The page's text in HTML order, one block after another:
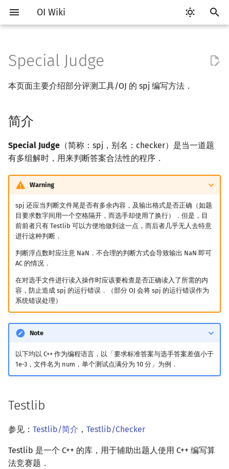
OI Wiki
开
搜
索
Getting Started
如何参与
OI Wiki 不是什么
数学符号表
F.A.Q.
比赛相关简介
题型
学习路线
技巧
常见技巧
出题
Vim
VS Code
Atom
Notepad++
Kate
Geany
Xcode
Sublime Text
评测工具简介
Cena
CCR Plus
简介
Lemon
Cena
Arbiter
HUSTOJ
SYZOJ 2
牛客网
参考资料
Testlib 简介
Generator
Validator
Checker
语言基础简介
运算
高级数据类型
函数
C++ 标准库
bitset
pair
C++ 进阶 重载运算符
常量
新版 C++ 特性
编译优化
Pascal 转 C++ 急救
Python 速成
算法基础简介
枚举
模拟
贪心
排序
插入排序
基数排序
快速排序
桶排序
希尔排序
Tim 排序
倍增
构造
搜索部分简介
BFS（搜索）
双向搜索
A*
迭代加深搜索
Dancing Links
Alpha–Beta 剪枝
动态规划部分简介
记忆化搜索
背包 DP
DAG 上的 DP
树形 DP
插头 DP
计数 DP
概率 DP
四边形不等式优化
WQS 二分
状态设计优化
其它 DP 方法
字符串部分简介
标准库
字符串匹配
字典树 (Trie)
前缀函数与 KMP 算法
AC 自动机
后缀数组 (SA)
后缀平衡树
Manacher
数学部分简介
数字系统
格雷码
位操作
高精度计算
快速幂
复数
数论
最大公约数
筛法
分解质因数
模逆元
线性同余方程
升幂引理
同余方程
快速数论变换
Chirp Z 变换
多项式牛顿迭代
常系数齐次线性递推
多项式平移|连续点值平移
Lagrange 反演
指数生成函数
组合数学
斐波那契数列
卡特兰数
斯特林数
Entringer Number
Eulerian Number
范德蒙德卷积
矩阵
行列式
线性空间
特征多项式
对角化
抽象代数
域论
随机变量的数字特征
非公平组合游戏
牛顿迭代法
数据结构部分简介
队列
链表
并查集
堆
左偏树
树分块
单调队列
ST 表
线段树
猫树
Kinetic Tournament Tree
WBLT
笛卡尔树
Size Balanced Tree
左偏红黑树
AA 树
跳表
可持久化平衡树
可持久化可并堆
树状数组套权值线段树
Top Tree
图论部分简介
图的存储
DFS（图论）
树上问题
树的重心
树链剖分
树上启发式合并
动态树分治
AHU 算法
树上随机游走
有向无环图
同余最短路
生成树问题
斯坦纳树
连通性相关
圆方树
2-SAT
费用流
Stoer–Wagner 算法
一般图最大匹配
稳定匹配
计算几何部分简介
三维计算几何基础
距离
三角剖分
凸包
半平面交
平面最近点对
反演变换
杂项简介
双指针
离线算法 莫队算法
随机化
模拟退火
悬线法
字节顺序
约瑟夫问题
在一台机器上规划任务
15-puzzle
RMQ
括号序列
线段树与离线询问
Special Judge
本页面主要介绍部分评测工具/OJ 的 spj 编写方法．
简介
Special Judge （简称：spj，别名：checker）是当一道题
有多组解时，用来判断答案合法性的程序．
Warning
spj 还应当判断文件尾是否有多余内容，及输出格式是否正确（如题
目要求数字间用一个空格隔开，而选手却使用了换行）．但是，目
前前者只有 Testlib 可以方便地做到这一点，而后者几乎无人去特意
进行这种判断．
判断浮点数时应注意 NaN．不合理的判断方式会导致输出 NaN 即可
AC 的情况．
在对选手文件进行读入操作时应该要检查是否正确读入了所需的内
容，防止造成 spj 的运行错误．（部分 OJ 会将 spj 的运行错误作为
系统错误处理）
Note
以下均以 C++ 作为编程语言，以「要求标准答案与选手答案差值小于
1e-3，文件名为 num，单个测试点满分为 10 分」为例．
Testlib
参见： Testlib/简介 ， Testlib/Checker
Testlib 是一个 C++ 的库，用于辅助出题人使用 C++ 编写算
法竞赛题．